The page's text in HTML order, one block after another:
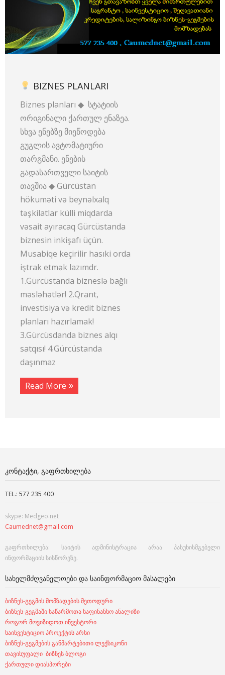
BIZNES PLANLARI
Biznes planları ◆ სტატიის
ორიგინალი ქართულ ენაზეა.
სხვა ენებზე მიეწოდება
გუგლის ავტომატიური
თარგმანი. ენების
გადასართველი საიტის
თავშია ◆ Gürcüstan
hökuməti və beynəlxalq
təşkilatlar külli miqdarda
vəsait ayıracaq Gürcüstanda
biznesin inkişafı üçün.
Musabiqe keçirilir hasıki orda
iştrak etmək lazımdr.
1.Gürcüstanda bizneslə bağlı
məsləhətlər! 2.Qrant,
investisiya və kredit biznes
planları hazırlamak!
3.Gürcüsdanda biznes alqı
satqısı! 4.Gürcüstanda
daşınmaz
Read More
ᲙᲝᲜᲢᲐᲥᲢᲘ, ᲒᲐᲤᲠᲗᲮᲘᲚᲔᲑᲐ
TEL.: 577 235 400
skype: Medgeo.net
Caumednet@gmail.com
გაფრთხილება: საიტის ადმინისტრაცია არაა პასუხისმგებელი
ინფორმაციის სისწორეზე.
ᲡᲐᲮᲔᲚᲛᲫᲦᲕᲐᲜᲔᲚᲝᲔᲑᲘ ᲓᲐ ᲡᲐᲘᲜᲤᲝᲠᲛᲐᲪᲘᲝ ᲛᲐᲡᲐᲚᲔᲑᲘ
ბიზნეს-გეგმის მომზადების მეთოდური
ბიზნეს-გეგმაში საწარმოთა საფინანსო ანალიზი
როგორ მოვიზიდოთ ინვესტორი
საინვესტიციო პროექტის არსი
ბიზნეს-გეგმების განმარტებითი ლექსიკონი
თავისუფალი ბიზნეს ბლოგი
ქართული დიასპორები